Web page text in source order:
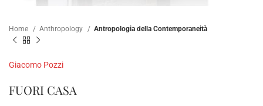
Home Anthropology Antropologia della Contemporaneità
Giacomo Pozzi
FUORI CASA